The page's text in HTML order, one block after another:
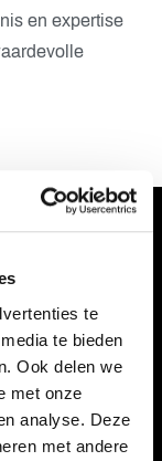
te
te bieden
Ook delen we
met onze
analyse. Deze
met andere
en expertise